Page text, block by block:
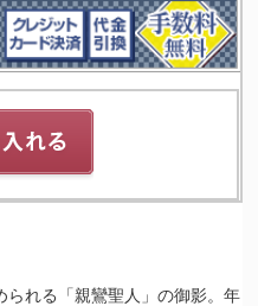
られる「親鸞聖人」の御影。年